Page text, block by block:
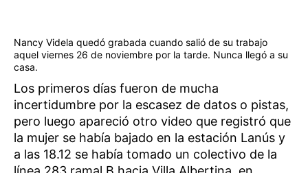
Nancy Videla quedó grabada cuando salió de su trabajo
aquel viernes 26 de noviembre por la tarde. Nunca llegó a su
casa.
Los primeros días fueron de mucha
incertidumbre por la escasez de datos o pistas,
pero luego apareció otro video que registró que
la mujer se había bajado en la estación Lanús y
a las 18.12 se había tomado un colectivo de la